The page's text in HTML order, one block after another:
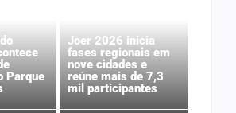
Parque
Joer 2026 inicia
fases regionais em
nove cidades e
reúne mais de 7,3
mil participantes